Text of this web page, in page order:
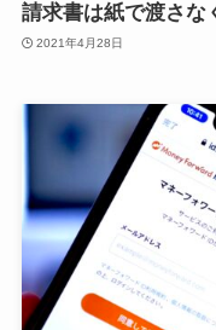
請求書は紙で渡さな
2021年4月28日